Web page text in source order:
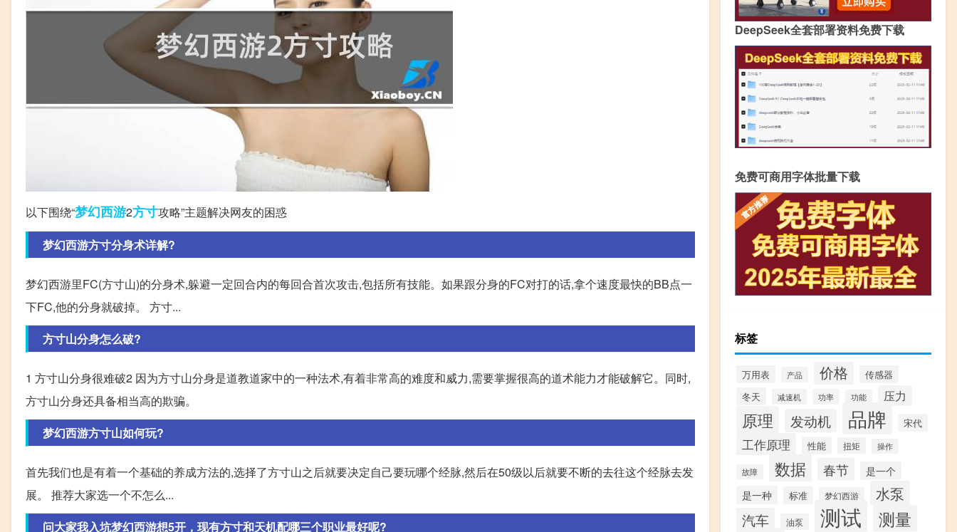
以下围绕“梦幻西游2方寸攻略”主题解决网友的困惑
梦幻西游方寸分身术详解?
梦幻西游里FC(方寸山)的分身术,躲避一定回合内的每回合首次攻击,包括所有技能。如果跟分身的FC对打的话,拿个速度最快的BB点一
下FC,他的分身就破掉。 方寸...
方寸山分身怎么破?
1 方寸山分身很难破2 因为方寸山分身是道教道家中的一种法术,有着非常高的难度和威力,需要掌握很高的道术能力才能破解它。同时,
方寸山分身还具备相当高的欺骗。
梦幻西游方寸山如何玩?
首先我们也是有着一个基础的养成方法的,选择了方寸山之后就要决定自己要玩哪个经脉,然后在50级以后就要不断的去往这个经脉去发
展。 推荐大家选一个不怎么...
问大家我入坑梦幻西游想5开，现有方寸和天机配哪三个职业最好呢?
DeepSeek全套部署资料免费下载
免费可商用字体批量下载
标签
万用表 产品 价格
传感器
冬天
减速机 功率 功能 压力
原理 发动机 品牌 宋代
工作原理 性能 扭矩 操作
故障 数据 春节
是一个
是一种
标准 梦幻西游 水泵
汽车 油泵 测试 测量